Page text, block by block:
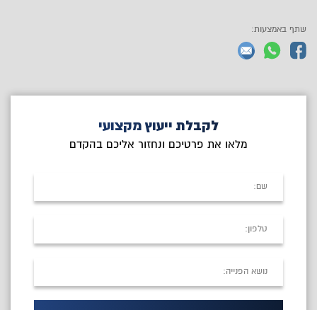
שתף באמצעות:
לקבלת ייעוץ מקצועי
מלאו את פרטיכם ונחזור אליכם בהקדם